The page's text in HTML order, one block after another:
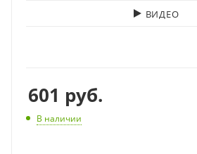
ВИДЕО
601 руб.
В наличии